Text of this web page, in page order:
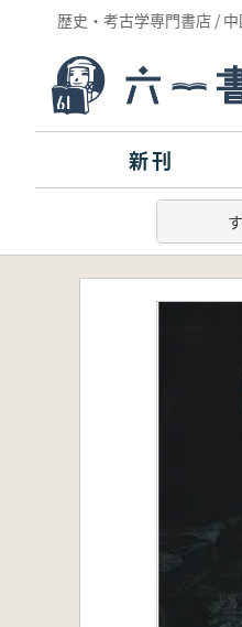
歴史・考古学専門書店 /
新刊